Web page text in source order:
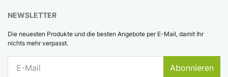
NEWSLETTER
Die neuesten Produkte und die besten Angebote per E-Mail, damit Ihr
nichts mehr verpasst.
Abonnieren